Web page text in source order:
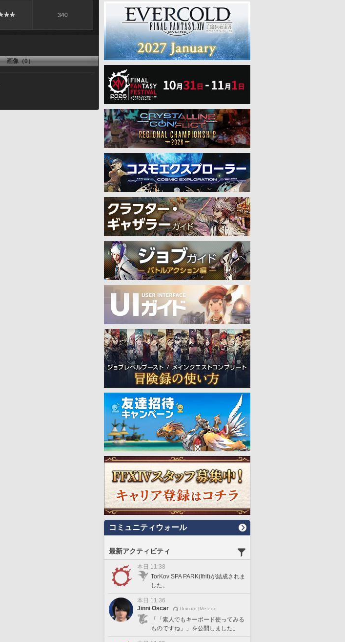
340
画像（0）
コミュニティウォール
最新アクティビティ
本日 11:38
TorKov SPA PARK(Ifrit)が結成されま
した。
本日 11:36
Jinni Oscar
Unicorn [Meteor]
「「素人でもキーボード使ってみる
ものですね」」を公開しました。